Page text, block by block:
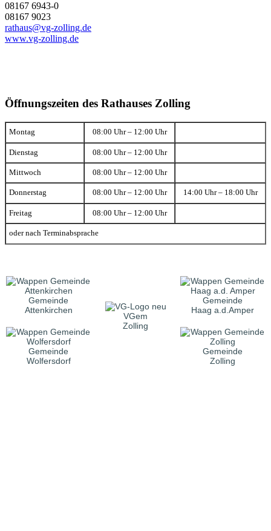
08167 6943-0
08167 9023
rathaus@vg-zolling.de
www.vg-zolling.de
Öffnungszeiten des Rathauses Zolling
Montag 08:00 Uhr – 12:00 Uhr
Dienstag 08:00 Uhr – 12:00 Uhr
Mittwoch 08:00 Uhr – 12:00 Uhr
Donnerstag 08:00 Uhr – 12:00 Uhr 14:00 Uhr – 18:00 Uhr
Freitag 08:00 Uhr – 12:00 Uhr
oder nach Terminabsprache
Gemeinde
Attenkirchen
VGem
Zolling
Gemeinde
Haag a.d.Amper
Gemeinde
Wolfersdorf
Gemeinde
Zolling